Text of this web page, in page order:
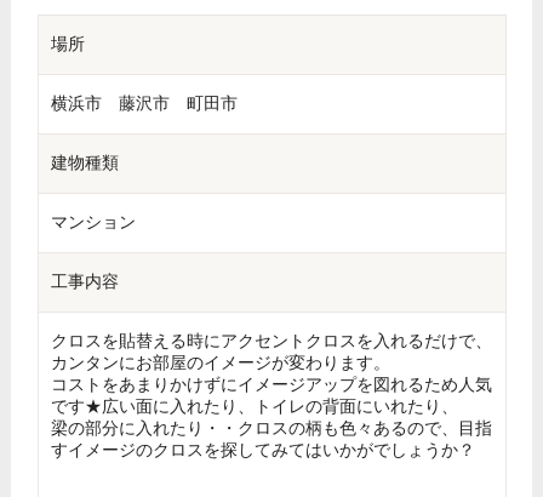
場所
横浜市 藤沢市 町田市
建物種類
マンション
工事内容
クロスを貼替える時にアクセントクロスを入れるだけで、
カンタンにお部屋のイメージが変わります。
コストをあまりかけずにイメージアップを図れるため人気
です★広い面に入れたり、トイレの背面にいれたり、
梁の部分に入れたり・・クロスの柄も色々あるので、目指
すイメージのクロスを探してみてはいかがでしょうか？